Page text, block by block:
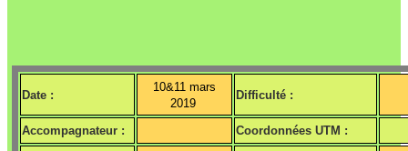
Date :
10&11 mars
2019
Difficulté :
Accompagnateur : Coordonnées UTM :